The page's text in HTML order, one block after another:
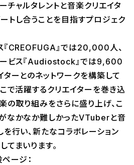
ャルタレントと音楽クリエイタ
トし合うことを目指すプロジェク
『CREOFUGA』では20,000人、
ービス『Audiostock』では9,600
ーとのネットワークを構築して
で活躍するクリエイターを巻き込
の取り組みをさらに盛り上げ、こ
なかなか難しかったVTuberと音
行い、新たなコラボレーション
まいります。
ージ：